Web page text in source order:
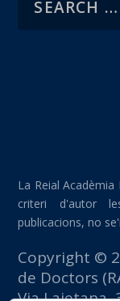
La Reial
criteri d'autor
publicacions, no
Copyright ©
de Doctors